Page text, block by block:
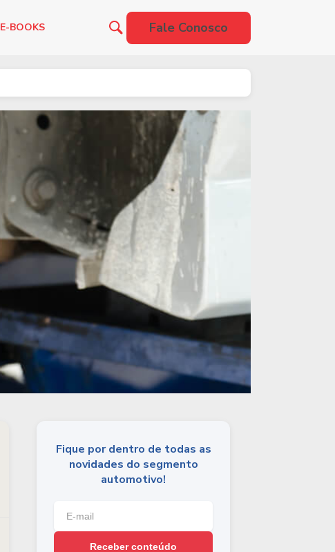
E-BOOKS Fale Conosco
Fique por dentro de todas as
novidades do segmento
automotivo!
Receber conteúdo